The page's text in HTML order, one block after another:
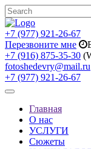
+7 (977) 921-26-67
Перезвоните мне
+7 (916) 875-35-30
fotoshedevry@mail.ru
+7 (977) 921-26-67
Toggle
navigationГлавная
О нас
УСЛУГИ
Сюжеты